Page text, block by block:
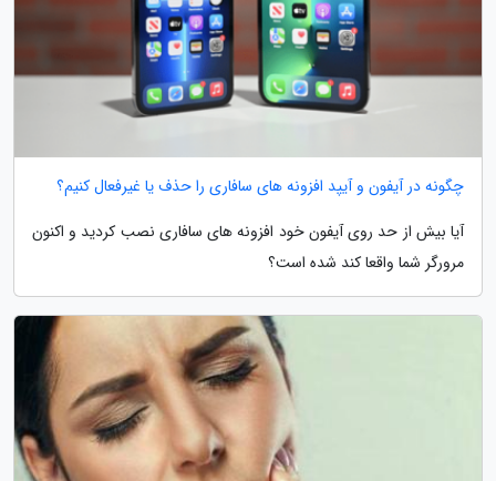
چگونه در آیفون و آیپد افزونه های سافاری را حذف یا غیرفعال کنیم؟
آیا بیش از حد روی آیفون خود افزونه های سافاری نصب کردید و اکنون
مرورگر شما واقعا کند شده است؟